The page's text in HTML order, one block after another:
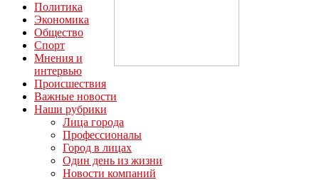
Политика
Экономика
Общество
Спорт
Мнения и
интервью
Происшествия
Важные новости
Наши рубрики
Лица города
Профессионалы
Город в лицах
Один день из жизни
Новости компаний